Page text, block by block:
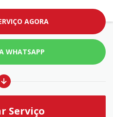
AGORA
WHATSAPP
Serviço